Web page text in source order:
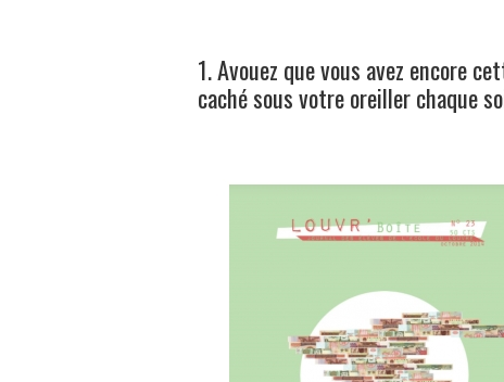
1. Avouez que vous avez encore
caché sous votre oreiller chaque